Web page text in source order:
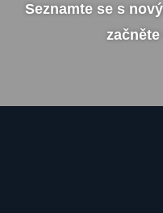
Seznamte se s